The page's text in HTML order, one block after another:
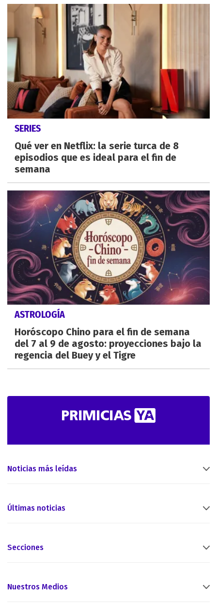
SERIES
Qué ver en Netflix: la serie turca de 8
episodios que es ideal para el fin de
semana
ASTROLOGÍA
Horóscopo Chino para el fin de semana
del 7 al 9 de agosto: proyecciones bajo la
regencia del Buey y el Tigre
Noticias más leídas
Últimas noticias
Secciones
Nuestros Medios